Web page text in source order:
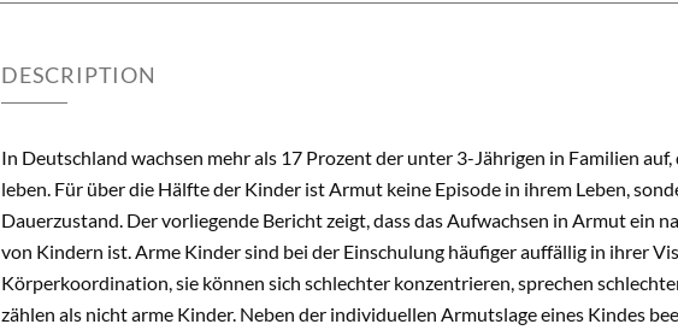
DESCRIPTION
In Deutschland wachsen mehr als 17 Prozent der unter 3-Jährigen in Familien
leben. Für über die Hälfte der Kinder ist Armut keine Episode in ihrem Leben,
Dauerzustand. Der vorliegende Bericht zeigt, dass das Aufwachsen in Armut ein
von Kindern ist. Arme Kinder sind bei der Einschulung häufiger auffällig in ihrer
Körperkoordination, sie können sich schlechter konzentrieren, sprechen
zählen als nicht arme Kinder. Neben der individuellen Armutslage eines Kindes